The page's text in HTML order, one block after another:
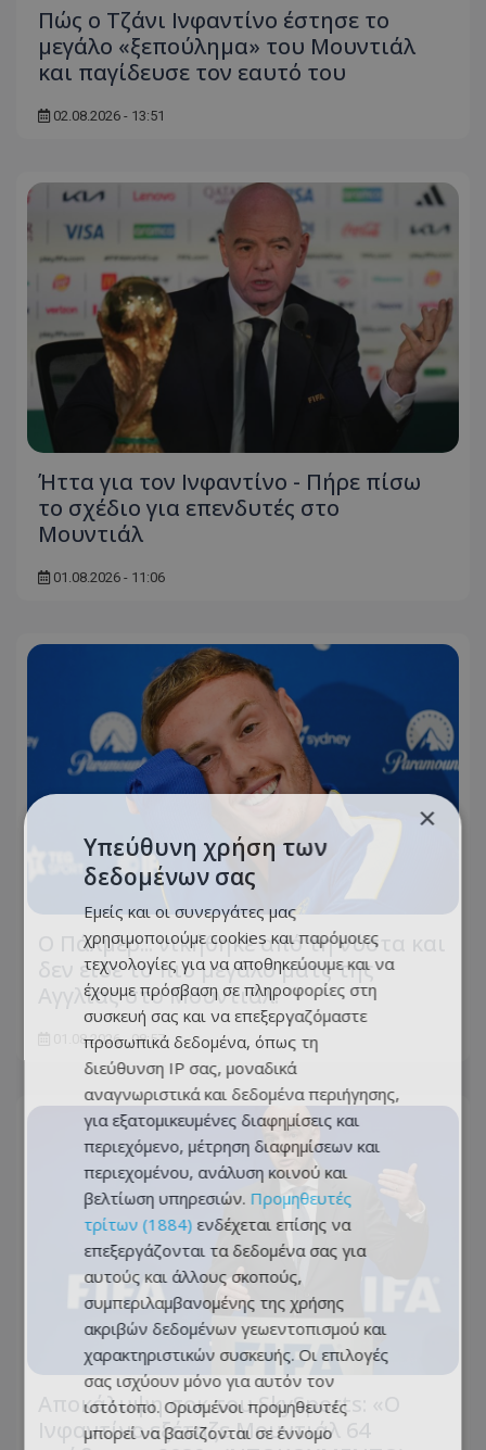
Πώς ο Τζάνι Ινφαντίνο έστησε το
μεγάλο «ξεπούλημα» του Μουντιάλ
και παγίδευσε τον εαυτό του
02.08.2026 - 13:51
Ήττα για τον Ινφαντίνο - Πήρε πίσω
το σχέδιο για επενδυτές στο
Μουντιάλ
01.08.2026 - 11:06
Ο Πάλμερ... νικήθηκε από τη νύστα και
δεν είδε το πιο μεγάλο ματς της
Αγγλίας στο Μουντιάλ!
01.08.2026 - 08:57
Αποκάλυψη σοκ του SkySports: «O
Ινφαντίνο εξέταζε Μουντιάλ 64
×
Υπεύθυνη χρήση των
δεδομένων σας
Εμείς και οι συνεργάτες μας
χρησιμοποιούμε cookies και παρόμοιες
τεχνολογίες για να αποθηκεύουμε και να
έχουμε πρόσβαση σε πληροφορίες στη
συσκευή σας και να επεξεργαζόμαστε
προσωπικά δεδομένα, όπως τη
διεύθυνση IP σας, μοναδικά
αναγνωριστικά και δεδομένα περιήγησης,
για εξατομικευμένες διαφημίσεις και
περιεχόμενο, μέτρηση διαφημίσεων και
περιεχομένου, ανάλυση κοινού και
βελτίωση υπηρεσιών. Προμηθευτές
τρίτων (1884) ενδέχεται επίσης να
επεξεργάζονται τα δεδομένα σας για
αυτούς και άλλους σκοπούς,
συμπεριλαμβανομένης της χρήσης
ακριβών δεδομένων γεωεντοπισμού και
χαρακτηριστικών συσκευής. Οι επιλογές
σας ισχύουν μόνο για αυτόν τον
ιστότοπο. Ορισμένοι προμηθευτές
μπορεί να βασίζονται σε έννομο